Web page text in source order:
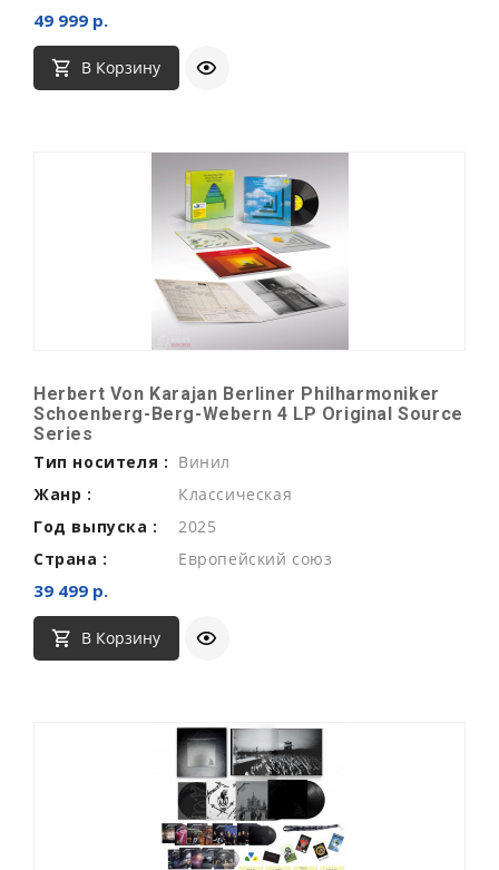
49 999 р.
В Корзину
Herbert Von Karajan Berliner Philharmoniker
Schoenberg-Berg-Webern 4 LP Original Source
Series
Тип носителя : Винил
Жанр :
Классическая
Год выпуска :
2025
Страна :
Европейский союз
39 499 р.
В Корзину